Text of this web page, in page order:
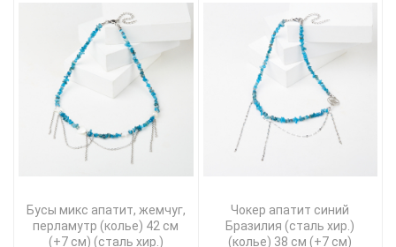
Бусы микс апатит, жемчуг,
перламутр (колье) 42 см
(+7 см) (сталь хир.)
Чокер апатит синий
Бразилия (сталь хир.)
(колье) 38 см (+7 см)